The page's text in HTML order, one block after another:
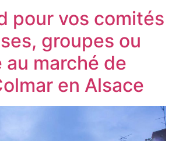
pour vos comités
groupes ou
au marché de
en Alsace